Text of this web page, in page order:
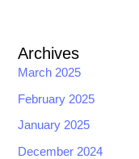
Archives
March 2025
February 2025
January 2025
December 2024